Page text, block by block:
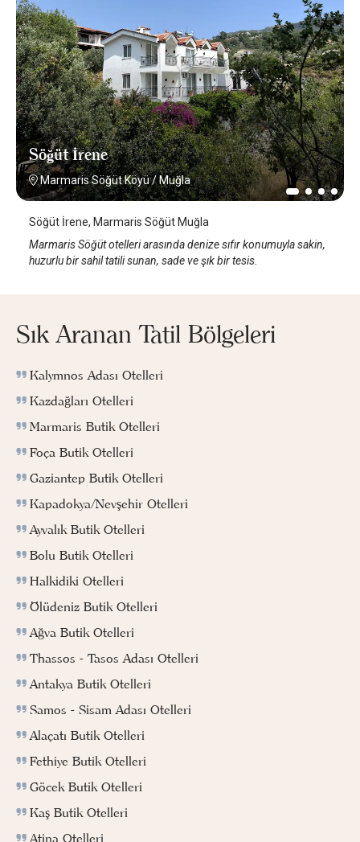
Söğüt İrene
Marmaris Söğüt Köyü/Muğla
Söğüt İrene, Marmaris Söğüt Muğla
Marmaris Söğüt otelleri arasında denize sıfır konumuyla sakin,
huzurlu bir sahil tatili sunan, sade ve şık bir tesis.
Sık Aranan Tatil Bölgeleri
Kalymnos Adası Otelleri
Kazdağları Otelleri
Marmaris Butik Otelleri
Foça Butik Otelleri
Gaziantep Butik Otelleri
Kapadokya/Nevşehir Otelleri
Ayvalık Butik Otelleri
Bolu Butik Otelleri
Halkidiki Otelleri
Ölüdeniz Butik Otelleri
Ağva Butik Otelleri
Thassos - Tasos Adası Otelleri
Antakya Butik Otelleri
Samos - Sisam Adası Otelleri
Alaçatı Butik Otelleri
Fethiye Butik Otelleri
Göcek Butik Otelleri
Kaş Butik Otelleri
Atina Otelleri